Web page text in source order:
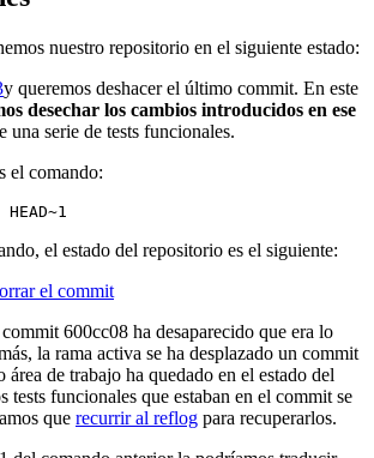
nuestro repositorio en el siguiente estado:
y queremos deshacer el último commit. En este
desechar los cambios introducidos en ese
una serie de tests funcionales.
el comando:
el estado del repositorio es el siguiente:
600cc08 ha desaparecido que era lo
la rama activa se ha desplazado un commit
área de trabajo ha quedado en el estado del
tests funcionales que estaban en el commit se
que recurrir al reflog para recuperarlos.